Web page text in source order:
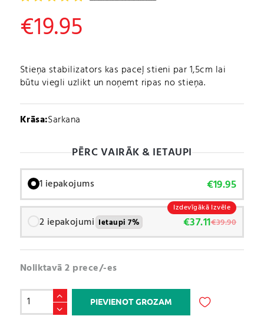
€19.95
Stieņa stabilizators kas paceļ stieni par 1,5cm lai
būtu viegli uzlikt un noņemt ripas no stieņa.
Krāsa:Sarkana
PĒRC VAIRĀK & IETAUPI
1 iepakojums €19.95
2 iepakojumi Ietaupi 7% €37.11€39.90
Izdevīgākā Izvēle
Noliktavā 2 prece/-es
Stieņa
Stabilizators
PIEVIENOT GROZAM